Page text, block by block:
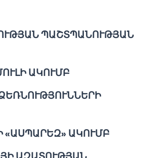
ՊԱՇՏՊԱՆՈՒԹՅԱՆ
ԱԿՈՒՄԲ
«ԱՍՊԱՐԵԶ» ԱԿՈՒՄԲ